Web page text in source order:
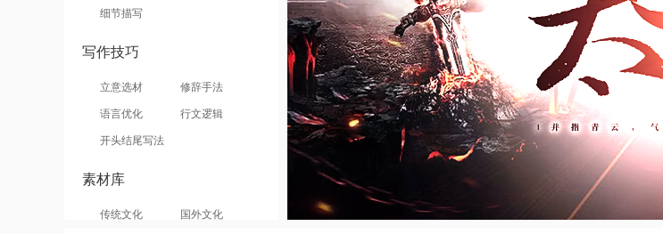
细节描写
写作技巧
立意选材 修辞手法
语言优化 行文逻辑
开头结尾写法
素材库
传统文化 国外文化